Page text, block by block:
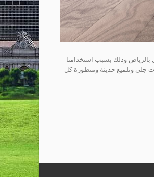
تنظيف المنازل بالرياض وذلك بسبب استخدامنا
جلي وتلميع حديثة ومتطورة كل